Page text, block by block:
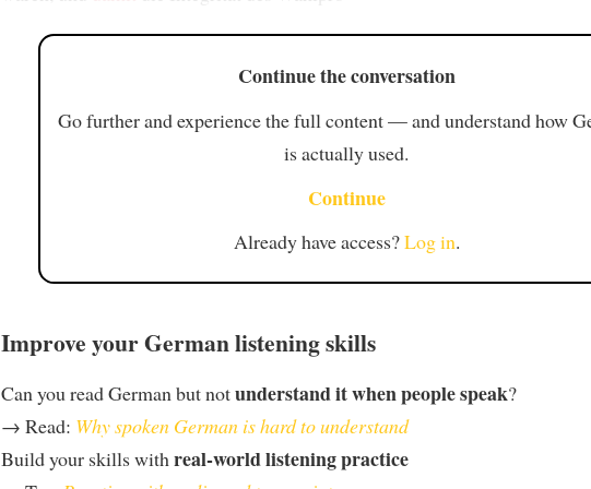
Continue the conversation
Go further and experience the full content — and understand how
is actually used.
Continue
Already have access?Log in.
Improve your German listening skills
Can you read German but notunderstand it when people speak?
→ Read: Why spoken German is hard to understand
Build your skills with real-world listening practice